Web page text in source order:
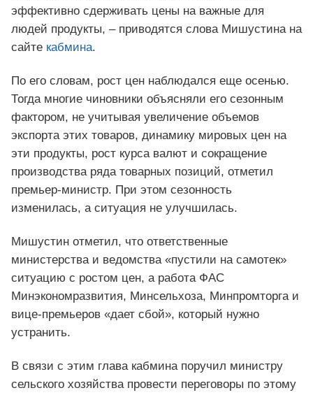
эффективно сдерживать цены на важные для
людей продукты, – приводятся слова Мишустина на
сайте кабмина.
По его словам, рост цен наблюдался еще осенью.
Тогда многие чиновники объясняли его сезонным
фактором, не учитывая увеличение объемов
экспорта этих товаров, динамику мировых цен на
эти продукты, рост курса валют и сокращение
производства ряда товарных позиций, отметил
премьер-министр. При этом сезонность
изменилась, а ситуация не улучшилась.
Мишустин отметил, что ответственные
министерства и ведомства «пустили на самотек»
ситуацию с ростом цен, а работа ФАС
Минэкономразвития, Минсельхоза, Минпромторга и
вице-премьеров «дает сбой», который нужно
устранить.
В связи с этим глава кабмина поручил министру
сельского хозяйства провести переговоры по этому